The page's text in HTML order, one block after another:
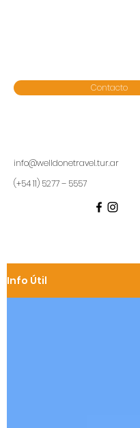
Contacto
info@welldonetravel.tur.ar
(+54 11) 5277 – 5557
Info Útil